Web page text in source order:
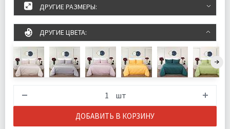
ДРУГИЕ РАЗМЕРЫ:
ДРУГИЕ ЦВЕТА:
шт
ДОБАВИТЬ В КОРЗИНУ